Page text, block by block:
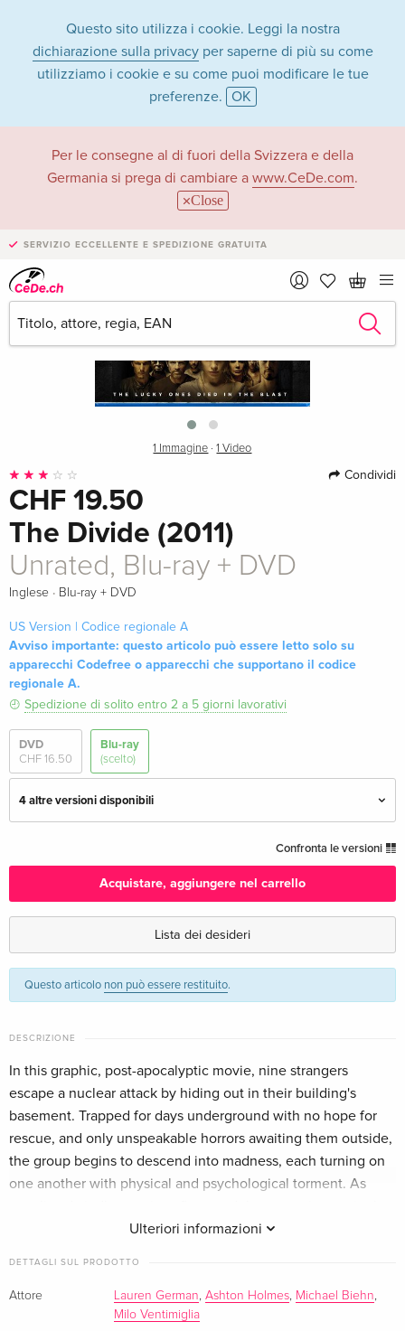
Questo sito utilizza i cookie. Leggi la nostra
dichiarazione sulla privacyper saperne di più su come
utilizziamo i cookie e su come puoi modificare le tue
preferenze. OK
Per le consegne al di fuori della Svizzera e della
Germania si prega di cambiare a www.CeDe.com.
Close
SERVIZIO ECCELLENTE E SPEDIZIONE GRATUITA
›
1 Immagine ·1 Video
Condividi
CHF 19.50
The Divide (2011)
Unrated, Blu-ray + DVD
Inglese · Blu-ray + DVD
US Version | Codice regionale A
Avviso importante: questo articolo può essere letto solo su
apparecchi Codefree o apparecchi che supportano il codice
regionale A.
Spedizione di solito entro 2 a 5 giorni lavorativi
DVD
CHF 16.50
Blu-ray
(scelto)
4 altre versioni disponibili
CHF 18.50
Edizione standard
Tedesco
Esaurito
Edizione standard
Collector's Edition, Blu-ray + 2 DVD
Francese
Esaurito
Confronta le versioni
Acquistare, aggiungere nel carrello
Lista dei desideri
Questo articolo non può essere restituito.
DESCRIZIONE
Ulteriori informazioni
In this graphic, post-apocalyptic movie, nine strangers
escape a nuclear attack by hiding out in their building's
basement. Trapped for days underground with no hope for
rescue, and only unspeakable horrors awaiting them outside,
the group begins to descend into madness, each turning on
one another with physical and psychological torment. As
unhinged by their close quarters and hopelessness, each act
lose their humanity, one survivor holds onto a thin chance for
escape even with no promise of salvation on the outside.
DETTAGLI SUL PRODOTTO
Attore Lauren German, Ashton Holmes, Michael Biehn,
Milo Ventimiglia